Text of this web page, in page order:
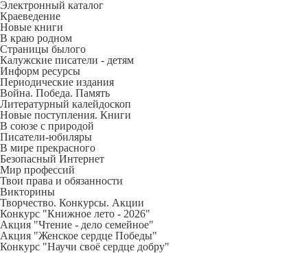
Электронный каталог
Краеведение
Новые книги
В краю родном
Страницы былого
Калужские писатели - детям
Информ ресурсы
Периодические издания
Война. Победа. Память
Литературный калейдоскоп
Новые поступления. Книги
В союзе с природой
Писатели-юбиляры
В мире прекрасного
Безопасный Интернет
Мир профессий
Твои права и обязанности
Викторины
Творчество. Конкурсы. Акции
Конкурс "Книжное лето - 2026"
Акция "Чтение - дело семейное"
Акция "Женское сердце Победы"
Конкурс "Научи своё сердце добру"